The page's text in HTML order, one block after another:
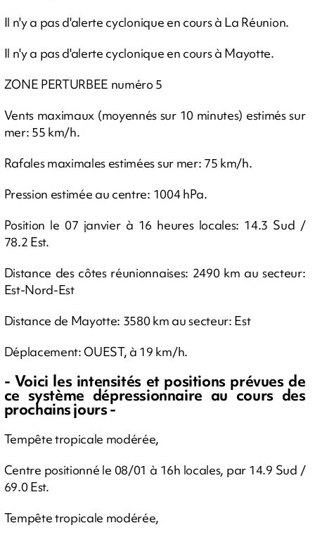
Il n'y a pas d'alerte cyclonique en cours à La Réunion.
Il n'y a pas d'alerte cyclonique en cours à Mayotte.
ZONE PERTURBEE numéro 5
Vents maximaux (moyennés sur 10 minutes) estimés sur
mer: 55 km/h.
Rafales maximales estimées sur mer: 75 km/h.
Pression estimée au centre: 1004 hPa.
Position le 07 janvier à 16 heures locales: 14.3 Sud /
78.2 Est.
Distance des côtes réunionnaises: 2490 km au secteur:
Est-Nord-Est
Distance de Mayotte: 3580 km au secteur: Est
Déplacement: OUEST, à 19 km/h.
- Voici les intensités et positions prévues de
ce système dépressionnaire au cours des
prochains jours -
Tempête tropicale modérée,
Centre positionné le 08/01 à 16h locales, par 14.9 Sud /
69.0 Est.
Tempête tropicale modérée,